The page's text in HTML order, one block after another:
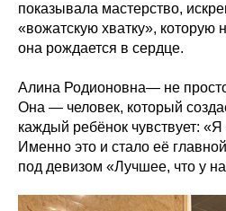
показывала мастерство,
«вожатскую хватку»,
она рождается в сердце.
Алина Родионовна— не просто
Она — человек, который
каждый ребёнок чувствует:
Именно это и стало её
под девизом «Лучшее, что у